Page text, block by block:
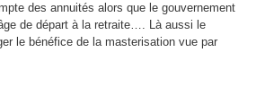
des annuités alors que le gouvernement
de départ à la retraite…. Là aussi le
le bénéfice de la masterisation vue par